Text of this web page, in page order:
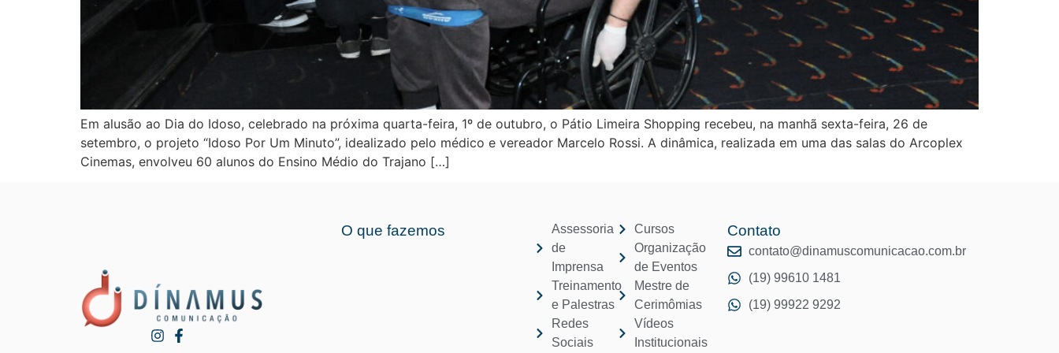
Em alusão ao Dia do Idoso, celebrado na próxima quarta-feira, 1º de outubro, o Pátio Limeira Shopping recebeu, na manhã sexta-feira, 26 de
setembro, o projeto “Idoso Por Um Minuto”, idealizado pelo médico e vereador Marcelo Rossi. A dinâmica, realizada em uma das salas do Arcoplex
Cinemas, envolveu 60 alunos do Ensino Médio do Trajano […]
O que fazemos
Assessoria
de
Imprensa
Treinamento
e Palestras
Redes
Sociais
Cursos
Organização
de Eventos
Mestre de
Cerimômias
Vídeos
Institucionais
Contato
contato@dinamuscomunicacao.com.br
(19) 99610 1481
(19) 99922 9292